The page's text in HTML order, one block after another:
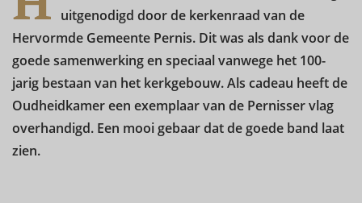
uitgenodigd door de kerkenraad van de
Hervormde Gemeente Pernis. Dit was als dank voor de
goede samenwerking en speciaal vanwege het 100-
jarig bestaan van het kerkgebouw. Als cadeau heeft de
Oudheidkamer een exemplaar van de Pernisser vlag
overhandigd. Een mooi gebaar dat de goede band laat
zien.